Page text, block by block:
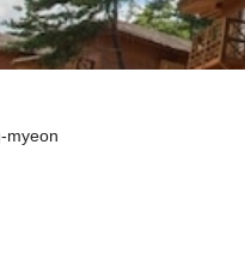
myeon